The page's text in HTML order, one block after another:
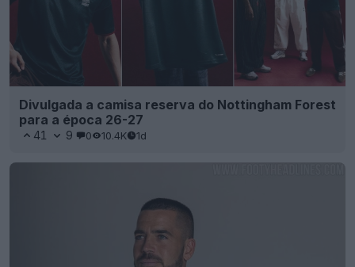
Divulgada a camisa reserva do Nottingham Forest
para a época 26-27
41 9 0 10.4K 1d